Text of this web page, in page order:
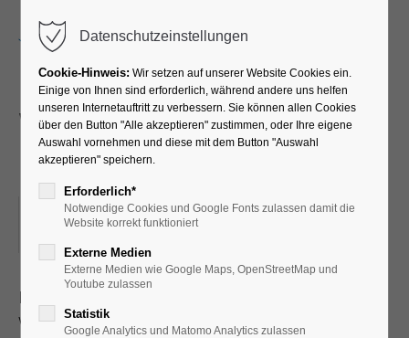
Vinyasa Yoga mit
Elementen des Yin Yoga
18.09.2023, 17:00–18:00
In dieser Yogaklasse werden fließende Elemente des
Vinyasa Yoga mit Elementen des Yin Yoga verbunden. Wir
Datenschutzeinstellungen
Cookie-Hinweis: Wir setzen auf unserer Website Cookies ein.
Einige von Ihnen sind erforderlich, während andere uns helfen
unseren Internetauftritt zu verbessern. Sie können allen Cookies
über den Button "Alle akzeptieren" zustimmen, oder Ihre eigene
Auswahl vornehmen und diese mit dem Button "Auswahl
akzeptieren" speichern.
Erforderlich*
Notwendige Cookies und Google Fonts zulassen damit die
Website korrekt funktioniert
Externe Medien
Externe Medien wie Google Maps, OpenStreetMap und
Youtube zulassen
Statistik
Google Analytics und Matomo Analytics zulassen